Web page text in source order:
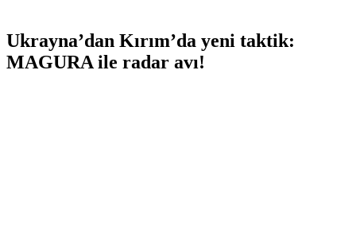
Ukrayna’dan Kırım’da yeni taktik:
MAGURA ile radar avı!